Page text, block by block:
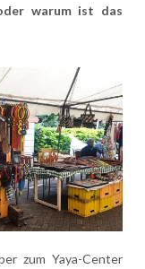
warum ist das
zum Yaya-Center